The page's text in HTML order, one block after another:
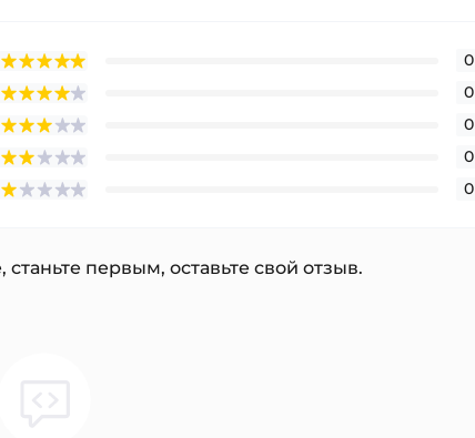
0
0
0
0
0
первым, оставьте свой отзыв.